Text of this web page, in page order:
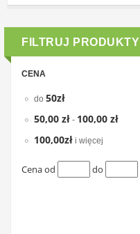
FILTRUJ PRODUKTY
CENA
do 50zł
50,00 zł - 100,00 zł
100,00zł i więcej
Cena od do